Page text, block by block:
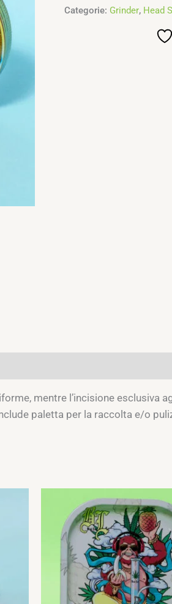
Categorie: Grinder, Head
mentre l’incisione esclusiva
paletta per la raccolta e/o